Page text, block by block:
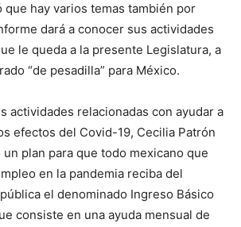
que hay varios temas también por
dará a conocer sus actividades
le queda a la presente Legislatura, a
“de pesadilla” para México.
actividades relacionadas con ayudar a
efectos del Covid-19, Cecilia Patrón
un plan para que todo mexicano que
en la pandemia reciba del
el denominado Ingreso Básico
consiste en una ayuda mensual de